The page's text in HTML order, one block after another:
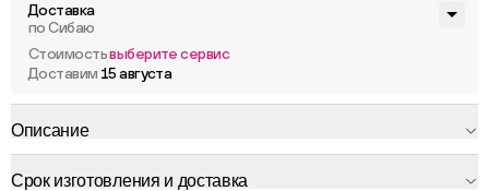
Доставка
по Сибаю
Стоимостьвыберите сервис
Доставим 15 августа
Описание
Срок изготовления и доставка